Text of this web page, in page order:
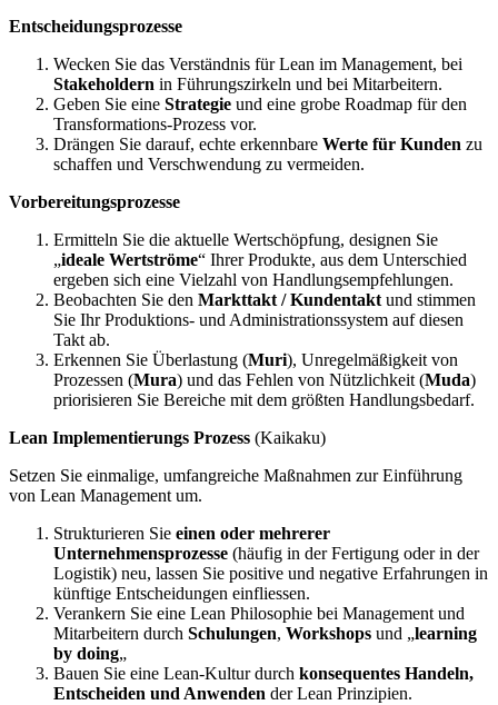
Entscheidungsprozesse
Wecken Sie das Verständnis für Lean im Management, bei
Stakeholdern in Führungszirkeln und bei Mitarbeitern.
Geben Sie eine Strategie und eine grobe Roadmap für den
Transformations-Prozess vor.
Drängen Sie darauf, echte erkennbare Werte für Kunden zu
schaffen und Verschwendung zu vermeiden.
Vorbereitungsprozesse
Ermitteln Sie die aktuelle Wertschöpfung, designen Sie
„ideale Wertströme“ Ihrer Produkte, aus dem Unterschied
ergeben sich eine Vielzahl von Handlungsempfehlungen.
Beobachten Sie den Markttakt / Kundentakt und stimmen
Sie Ihr Produktions- und Administrationssystem auf diesen
Takt ab.
Erkennen Sie Überlastung (Muri), Unregelmäßigkeit von
Prozessen (Mura) und das Fehlen von Nützlichkeit (Muda)
priorisieren Sie Bereiche mit dem größten Handlungsbedarf.
Lean Implementierungs Prozess (Kaikaku)
Setzen Sie einmalige, umfangreiche Maßnahmen zur Einführung
von Lean Management um.
Strukturieren Sie einen oder mehrerer
Unternehmensprozesse (häufig in der Fertigung oder in der
Logistik) neu, lassen Sie positive und negative Erfahrungen in
künftige Entscheidungen einfliessen.
Verankern Sie eine Lean Philosophie bei Management und
Mitarbeitern durch Schulungen, Workshops und „learning
by doing„
Bauen Sie eine Lean-Kultur durch konsequentes Handeln,
Entscheiden und Anwenden der Lean Prinzipien.